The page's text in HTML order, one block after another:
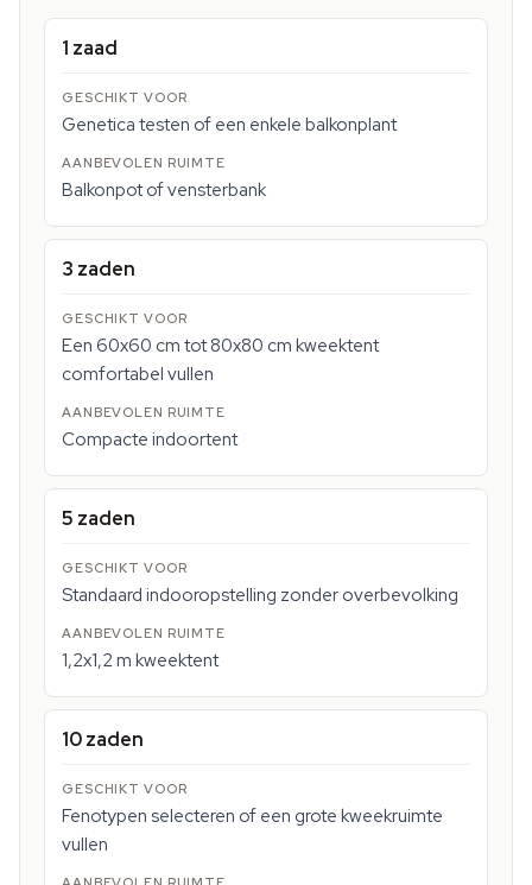
1 zaad
Genetica testen of een enkele balkonplant
Balkonpot of vensterbank
3 zaden
Een 60x60 cm tot 80x80 cm kweektent
comfortabel vullen
Compacte indoortent
5 zaden
Standaard indooropstelling zonder overbevolking
1,2x1,2 m kweektent
10 zaden
Fenotypen selecteren of een grote kweekruimte
vullen